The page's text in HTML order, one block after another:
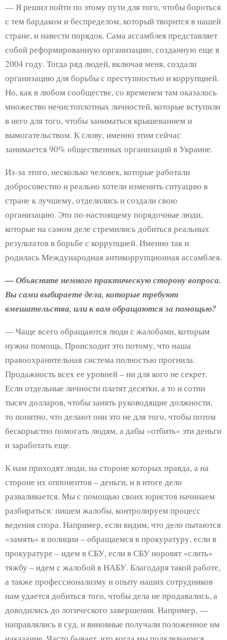
— Я решил пойти по этому пути для того, чтобы бороться
с тем бардаком и беспределом, который творится в нашей
стране, и навести порядок. Сама ассамблея представляет
собой реформированную организацию, созданную еще в
2004 году. Тогда ряд людей, включая меня, создали
организацию для борьбы с преступностью и коррупцией.
Но, как в любом сообществе, со временем там оказалось
множество нечистоплотных личностей, которые вступили
в него для того, чтобы заниматься крышеванием и
вымогательством. К слову, именно этим сейчас
занимается 90% общественных организаций в Украине.
Из-за этого, несколько человек, которые работали
добросовестно и реально хотели изменить ситуацию в
стране к лучшему, отделились и создали свою
организацию. Это по-настоящему порядочные люди,
которые на самом деле стремились добиться реальных
результатов в борьбе с коррупцией. Именно так и
родилась Международная антикоррупционная ассамблея.
— Объясните немного практическую сторону вопроса.
Вы сами выбираете дела, которые требуют
вмешательства, или к вам обращаются за помощью?
— Чаще всего обращаются люди с жалобами, которым
нужна помощь. Происходит это потому, что наша
правоохранительная система полностью прогнила.
Продажность всех ее уровней – ни для кого не секрет.
Если отдельные личности платят десятки, а то и сотни
тысяч долларов, чтобы занять руководящие должности,
то понятно, что делают они это не для того, чтобы потом
бескорыстно помогать людям, а дабы «отбить» эти деньги
и заработать еще.
К нам приходят люди, на стороне которых правда, а на
стороне их оппонентов – деньги, и в итоге дело
разваливается. Мы с помощью своих юристов начинаем
разбираться: пишем жалобы, контролируем процесс
ведения спора. Например, если видим, что дело пытаются
«замять» в полиции – обращаемся в прокуратуру, если в
прокуратуре – идем в СБУ, если в СБУ норовят «слить»
тяжбу – идем с жалобой в НАБУ. Благодаря такой работе,
а также профессионализму и опыту наших сотрудников
нам удается добиться того, чтобы дела не продавались, а
доводились до логического завершения. Например, —
направлялись в суд, и виновные получали положенное им